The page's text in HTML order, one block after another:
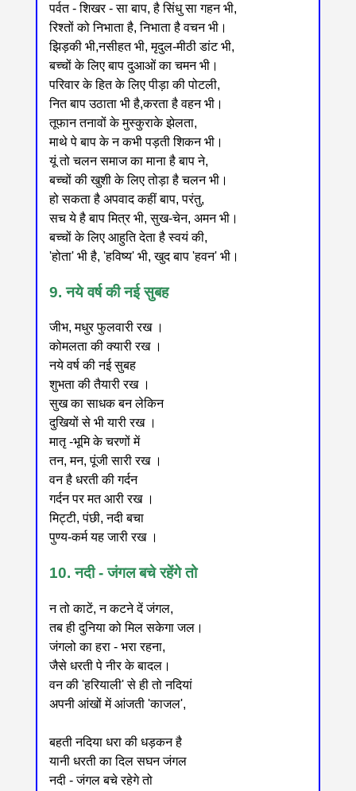
पर्वत - शिखर - सा बाप, है सिंधु सा गहन भी,
रिश्तों को निभाता है, निभाता है वचन भी।
झिड़की भी,नसीहत भी, मृदुल-मीठी डांट भी,
बच्चों के लिए बाप दुआओं का चमन भी।
परिवार के हित के लिए पीड़ा की पोटली,
नित बाप उठाता भी है,करता है वहन भी।
तूफान तनावों के मुस्कुराके झेलता,
माथे पे बाप के न कभी पड़ती शिकन भी।
यूं तो चलन समाज का माना है बाप ने,
बच्चों की खुशी के लिए तोड़ा है चलन भी।
हो सकता है अपवाद कहीं बाप, परंतु,
सच ये है बाप मित्र भी, सुख-चेन, अमन भी।
बच्चों के लिए आहुति देता है स्वयं की,
'होता' भी है, 'हविष्य' भी, खुद बाप 'हवन' भी।
9. नये वर्ष की नई सुबह
जीभ, मधुर फुलवारी रख ।
कोमलता की क्यारी रख ।
नये वर्ष की नई सुबह
शुभता की तैयारी रख ।
सुख का साधक बन लेकिन
दुखियों से भी यारी रख ।
मातृ -भूमि के चरणों में
तन, मन, पूंजी सारी रख ।
वन है धरती की गर्दन
गर्दन पर मत आरी रख ।
मिट्टी, पंछी, नदी बचा
पुण्य-कर्म यह जारी रख ।
10. नदी - जंगल बचे रहेंगे तो
न तो काटें, न कटने दें जंगल,
तब ही दुनिया को मिल सकेगा जल।
जंगलो का हरा - भरा रहना,
जैसे धरती पे नीर के बादल।
वन की 'हरियाली' से ही तो नदियां
अपनी आंखों में आंजती 'काजल',
बहती नदिया धरा की धड़कन है
यानी धरती का दिल सघन जंगल
नदी - जंगल बचे रहेगे तो